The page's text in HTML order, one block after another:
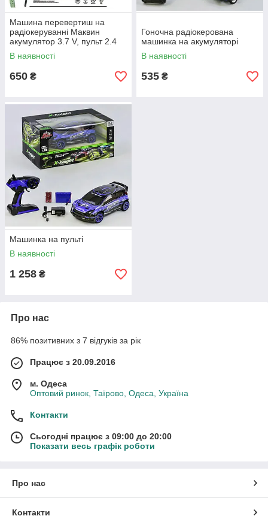
Машина перевертиш на
радіокеруванні Маквин
акумулятор 3.7 V, пульт 2.4
G, підсвічування,
обертається на 360
В наявності
650 ₴
Гоночна радіокерована
машинка на акумуляторі
В наявності
535 ₴
Машинка на пульті
В наявності
1 258 ₴
Про нас
86% позитивних з 7 відгуків за рік
Працює з 20.09.2016
м. Одеса
Оптовий ринок, Таїрово, Одеса, Україна
Контакти
Сьогодні працює з 09:00 до 20:00
Показати весь графік роботи
Про нас
Контакти